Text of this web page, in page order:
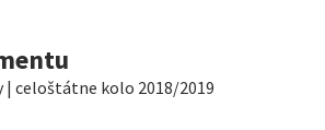
| celoštátne kolo 2018/2019